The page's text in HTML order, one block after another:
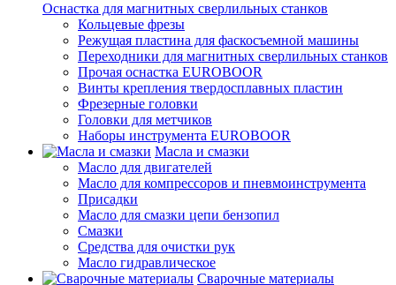
Оснастка для магнитных сверлильных станков
Кольцевые фрезы
Режущая пластина для фаскосъемной машины
Переходники для магнитных сверлильных станков
Прочая оснастка EUROBOOR
Винты крепления твердосплавных пластин
Фрезерные головки
Головки для метчиков
Наборы инструмента EUROBOOR
Масла и смазки
Масло для двигателей
Масло для компрессоров и пневмоинструмента
Присадки
Масло для смазки цепи бензопил
Смазки
Средства для очистки рук
Масло гидравлическое
Сварочные материалы